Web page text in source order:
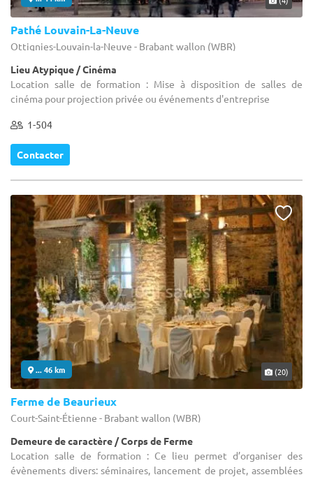
Pathé Louvain-La-Neuve
Ottignies-Louvain-la-Neuve - Brabant wallon (WBR)
Lieu Atypique / Cinéma
Location salle de formation : Mise à disposition de salles de
cinéma pour projection privée ou événements d'entreprise
1-504
Contacter
... 46 km (20)
Ferme de Beaurieux
Court-Saint-Étienne - Brabant wallon (WBR)
Demeure de caractère / Corps de Ferme
Location salle de formation : Ce lieu permet d’organiser des
évènements divers: séminaires, lancement de projet, assemblées